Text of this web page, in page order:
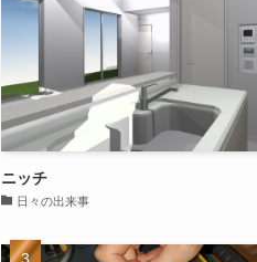
ニッチ
日々の出来事